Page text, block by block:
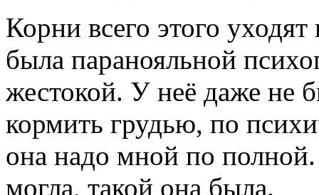
Корни всего этого
была паранояльной
жестокой. У неё даже не
кормить грудью, по
она надо мной по
могла, такой она была.